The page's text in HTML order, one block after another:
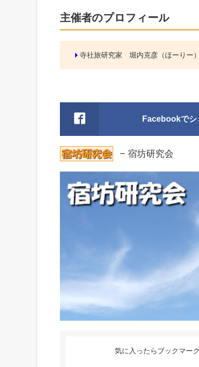
主催者のプロフィール
寺社旅研究家 堀内克彦（ほーりー
Facebookでシ
− 宿坊研究会
気に入ったらブックマーク